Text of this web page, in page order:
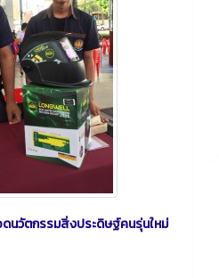
นวัตกรรมสิ่งประดิษฐ์คนรุ่นใหม่